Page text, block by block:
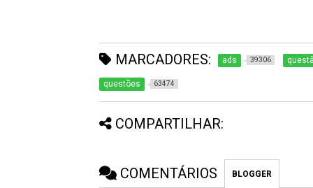
MARCADORES: ads 39306
questões 63474
COMPARTILHAR:
COMENTÁRIOS BLOGGER